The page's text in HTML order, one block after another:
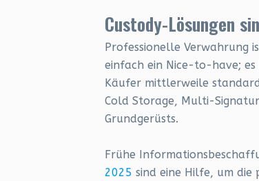
Custody-Lösungen
Professionelle Verwahrung
einfach ein Nice-to-have;
Käufer mittlerweile
Cold Storage, Multi-
Grundgerüsts.
Frühe
2025 sind eine Hilfe, um die